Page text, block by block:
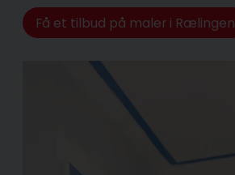
Få et tilbud på maler i Rælingen